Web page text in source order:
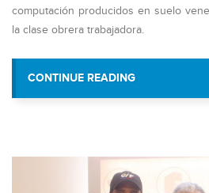
computación producidos en suelo
la clase obrera trabajadora.
CONTINUE READING